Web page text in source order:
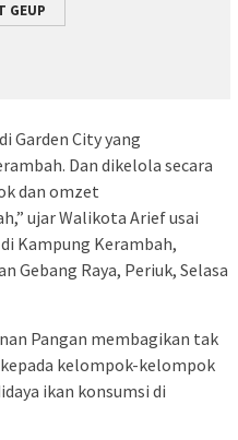
GEUP
Garden City yang
Dan dikelola secara
dan omzet
ujar Walikota Arief usai
Kampung Kerambah,
Gebang Raya, Periuk, Selasa
Pangan membagikan tak
kelompok-kelompok
ikan konsumsi di